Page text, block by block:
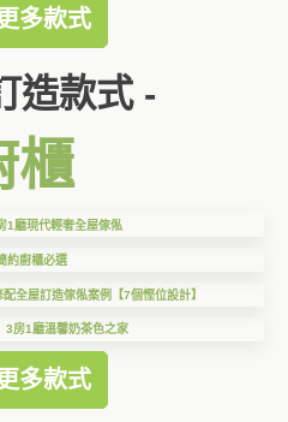
多款式
造款式 -
櫃
1廳現代輕奢全屋傢俬
約廚櫃必選
全屋訂造傢俬案例【7個慳位設計】
3房1廳溫馨奶茶色之家
多款式